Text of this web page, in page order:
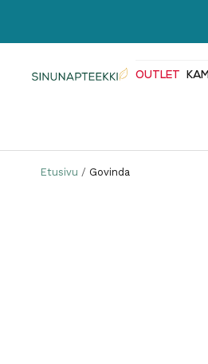
Sinunapteekki.fi OUTLET
Etusivu Govinda